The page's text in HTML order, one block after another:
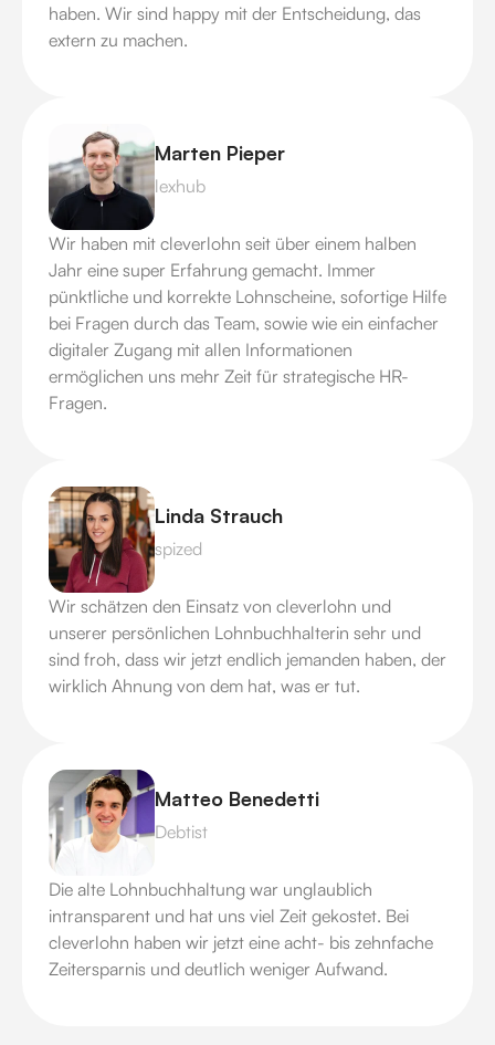
haben. Wir sind happy mit der Entscheidung, das
extern zu machen.
Marten Pieper
lexhub
Wir haben mit cleverlohn seit über einem halben
Jahr eine super Erfahrung gemacht. Immer
pünktliche und korrekte Lohnscheine, sofortige Hilfe
bei Fragen durch das Team, sowie wie ein einfacher
digitaler Zugang mit allen Informationen
ermöglichen uns mehr Zeit für strategische HR-
Fragen.
Linda Strauch
spized
Wir schätzen den Einsatz von cleverlohn und
unserer persönlichen Lohnbuchhalterin sehr und
sind froh, dass wir jetzt endlich jemanden haben, der
wirklich Ahnung von dem hat, was er tut.
Matteo Benedetti
Debtist
Die alte Lohnbuchhaltung war unglaublich
intransparent und hat uns viel Zeit gekostet. Bei
cleverlohn haben wir jetzt eine acht- bis zehnfache
Zeitersparnis und deutlich weniger Aufwand.